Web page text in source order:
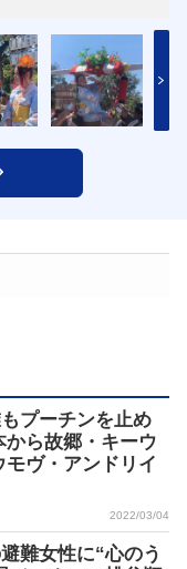
プーチンを止め
から故郷・キーウ
ヴ・アンドリイ
2022/03/04
難女性に“心のう